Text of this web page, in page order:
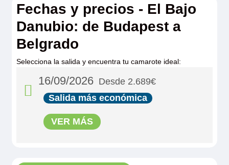
Fechas y precios - El Bajo
Danubio: de Budapest a
Belgrado
Selecciona la salida y encuentra tu camarote ideal:
16/09/2026 Desde 2.689€
Salida más económica
VER MÁS